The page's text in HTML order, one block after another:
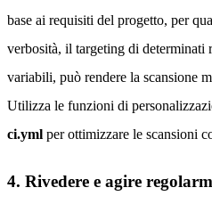
base ai requisiti del progetto, per
verbosità, il targeting di determinati
variabili, può rendere la scansione
Utilizza le funzioni di
ci.yml per ottimizzare le scansioni
4. Rivedere e agire